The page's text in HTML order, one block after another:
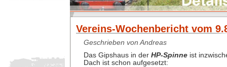
Vereins-Wochenbericht vom
Geschrieben von Andreas
Das Gipshaus in der HP-Spinneist
Dach ist schon aufgesetzt: